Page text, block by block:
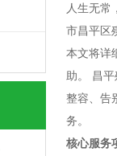
人生无常
市昌平区
本文将详
助。 昌
整容、告
务。
核心服务